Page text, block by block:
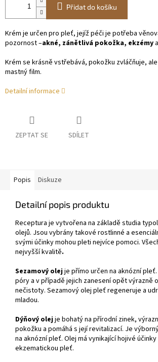
Přidat do košíku
Krém je určen pro pleť, jejíž péči je potřeba
pozornost –akné, zánětlivá pokožka, ekzémy
Krém se krásně vstřebává, pokožku zvláčňuje,
mastný film.
Detailní informace
ZEPTAT SE SDÍLET
Popis Diskuze
Detailní popis produktu
Receptura je vytvořena na základě studia
olejů. Jsou vybrány takové rostlinné a
svými účinky mohou pleti nejvíce pomoci.
nejvyšší kvalitě.
Sezamový olejje přímo určen na aknózní
póry a v případě jejich zanesení opět výrazně
nečistoty. Sezamový olej pleť regeneruje a
mladou.
Dýňový olejje bohatý na přírodní zinek,
pokožku a pomáhá s její revitalizací. Je
na aknózní pleť. Olej má vynikající hojivé účinky
ekzematickou pleť.